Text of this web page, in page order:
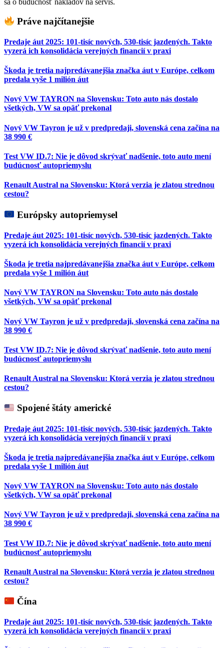
sa o budúcnosť nákladov na servis.
Práve najčítanejšie
Predaje áut 2025: 101-tisíc nových, 530-tisíc jazdených. Takto
vyzerá ich konsolidácia verejných financií v praxi
Škoda je tretia najpredávanejšia značka áut v Európe, celkom
predala vyše 1 milión áut
Nový VW TAYRON na Slovensku: Toto auto nás dostalo
všetkých, VW sa opäť prekonal
Nový VW Tayron je už v predpredaji, slovenská cena začína na
38 990 €
Test VW ID.7: Nie je dôvod skrývať nadšenie, toto auto mení
budúcnosť autopriemyslu
Renault Austral na Slovensku: Ktorá verzia je zlatou strednou
cestou?
Európsky autopriemysel
Predaje áut 2025: 101-tisíc nových, 530-tisíc jazdených. Takto
vyzerá ich konsolidácia verejných financií v praxi
Škoda je tretia najpredávanejšia značka áut v Európe, celkom
predala vyše 1 milión áut
Nový VW TAYRON na Slovensku: Toto auto nás dostalo
všetkých, VW sa opäť prekonal
Nový VW Tayron je už v predpredaji, slovenská cena začína na
38 990 €
Test VW ID.7: Nie je dôvod skrývať nadšenie, toto auto mení
budúcnosť autopriemyslu
Renault Austral na Slovensku: Ktorá verzia je zlatou strednou
cestou?
Spojené štáty americké
Predaje áut 2025: 101-tisíc nových, 530-tisíc jazdených. Takto
vyzerá ich konsolidácia verejných financií v praxi
Škoda je tretia najpredávanejšia značka áut v Európe, celkom
predala vyše 1 milión áut
Nový VW TAYRON na Slovensku: Toto auto nás dostalo
všetkých, VW sa opäť prekonal
Nový VW Tayron je už v predpredaji, slovenská cena začína na
38 990 €
Test VW ID.7: Nie je dôvod skrývať nadšenie, toto auto mení
budúcnosť autopriemyslu
Renault Austral na Slovensku: Ktorá verzia je zlatou strednou
cestou?
Čína
Predaje áut 2025: 101-tisíc nových, 530-tisíc jazdených. Takto
vyzerá ich konsolidácia verejných financií v praxi